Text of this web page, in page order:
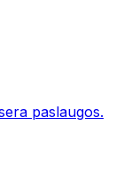
paslaugos.